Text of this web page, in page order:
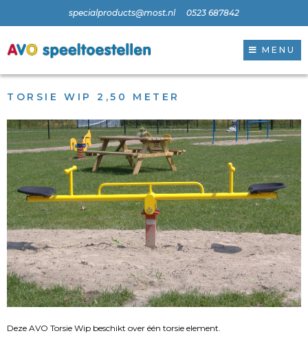
specialproducts@most.nl 0523 687842
MENU
TORSIE WIP 2,50 METER
Deze AVO Torsie Wip beschikt over één torsie element.